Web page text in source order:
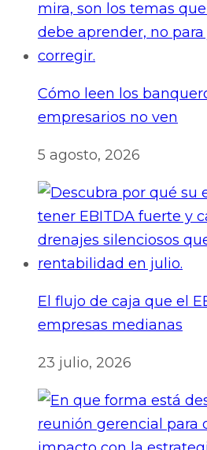
Cómo leen los
empresarios no ven
5 agosto, 2026
El flujo de caja que el
empresas medianas
23 julio, 2026